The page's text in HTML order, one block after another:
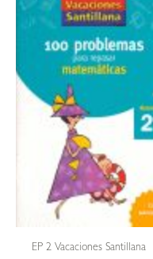
EP 2 Vacaciones Santillana